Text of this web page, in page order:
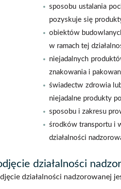
sposobu ustalania
pozyskuje się
obiektów
w ramach tej
niejadalnych
znakowania i
świadectw zdrowia
niejadalne produkty
sposobu i zakresu
środków transportu i
działalności
działalności
działalności nadzorowanej